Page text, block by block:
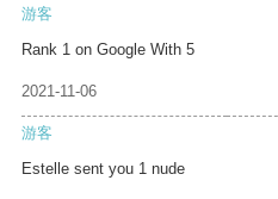
游客
Rank 1 on Google With 5
2021-11-06
游客
Estelle sent you 1 nude